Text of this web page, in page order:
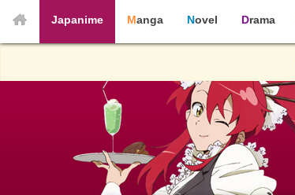
Japanime Manga Novel Drama